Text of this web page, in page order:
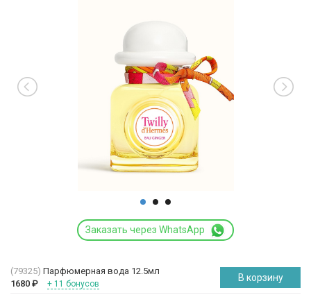
Заказать через WhatsApp
(79325) Парфюмерная вода 12.5мл
1680 ₽ + 11 бонусов
В корзину